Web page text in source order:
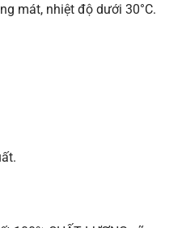
mát, nhiệt độ dưới 30°C.